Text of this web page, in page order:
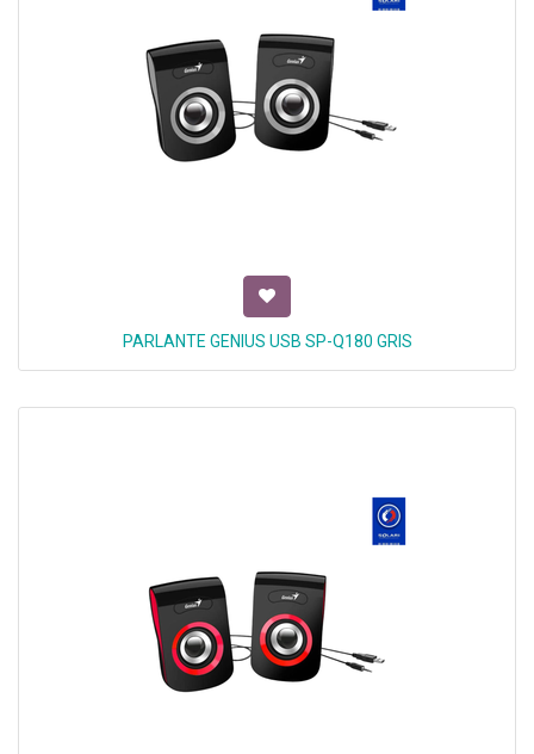
PARLANTE GENIUS USB SP-Q180 GRIS